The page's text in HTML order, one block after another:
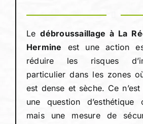
Ledébroussaillage à La
Hermine est une action
réduire les risques
particulier dans les zones
est dense et sèche. Ce
une question d’esthétique
mais une mesure de